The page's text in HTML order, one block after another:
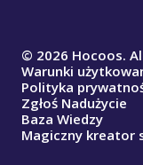
© 2026 Hocoos.
Warunki
Polityka
Zgłoś Nadużycie
Baza Wiedzy
Magiczny kreator